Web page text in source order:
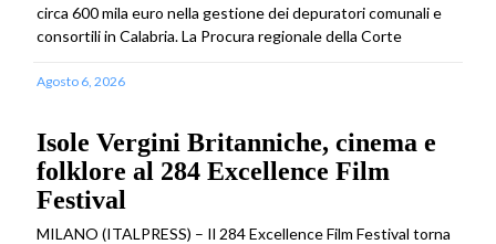
circa 600 mila euro nella gestione dei depuratori comunali e
consortili in Calabria. La Procura regionale della Corte
Agosto 6, 2026
Isole Vergini Britanniche, cinema e
folklore al 284 Excellence Film
Festival
MILANO (ITALPRESS) – Il 284 Excellence Film Festival torna